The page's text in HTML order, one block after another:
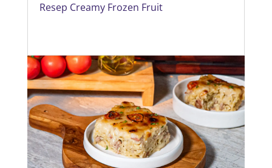
Resep Creamy Frozen Fruit